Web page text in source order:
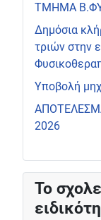
ΤΜΗΜΑ
Δημόσια
τριών στην
Υποβολή
2026
Το